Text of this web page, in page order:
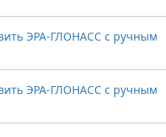
ЭРА-ГЛОНАСС с ручным
ЭРА-ГЛОНАСС с ручным